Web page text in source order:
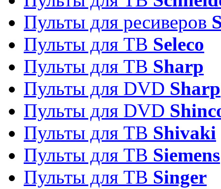
Пульты для ресиверов
Пульты для ТВ Seleco
Пульты для ТВ Sharp
Пульты для DVD Sharp
Пульты для DVD
Пульты для ТВ Shivaki
Пульты для ТВ Siemens
Пульты для ТВ Singer